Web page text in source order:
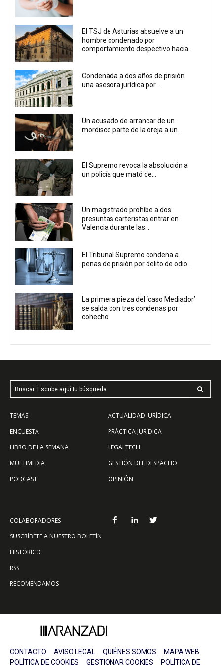
El TSJ de Asturias absuelve a un
hombre condenado por
comportamiento despectivo hacia...
Condenada a dos años de prisión
una asesora jurídica por...
Un acusado de arrancar de un
mordisco parte de la oreja a un...
El Supremo revoca la absolución a
un policía que mató de...
Un magistrado prohíbe a dos
presuntas carteristas entrar en
Valencia durante las...
El Tribunal Supremo condena a
penas de prisión por delito de odio...
La primera pieza del ‘caso Mediador’
se salda con tres condenas por
cohecho
Buscar: Escribe aquí tu búsqueda
TEMAS
ENCUESTA
LIBRO DE LA SEMANA
MULTIMEDIA
PODCAST
ACTUALIDAD JURÍDICA
PRÁCTICA JURÍDICA
LEGALTECH
GESTIÓN DEL DESPACHO
OPINIÓN
COLABORADORES
SUSCRÍBETE A NUESTRO BOLETÍN
HISTÓRICO
RSS
RECOMENDAMOS
CONTACTO AVISO LEGAL QUIÉNES SOMOS
MAPA WEB
POLÍTICA DE COOKIES
GESTIONAR COOKIES
POLÍTICA DE